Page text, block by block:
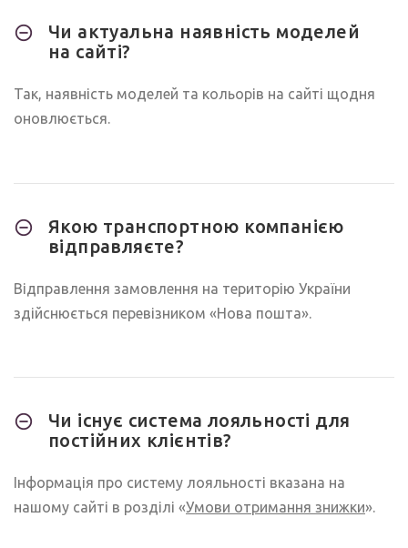
Чи актуальна наявність моделей
на сайті?
Так, наявність моделей та кольорів на сайті щодня
оновлюється.
Якою транспортною компанією
відправляєте?
Відправлення замовлення на територію України
здійснюється перевізником «Нова пошта».
Чи існує система лояльності для
постійних клієнтів?
Інформація про систему лояльності вказана на
нашому сайті в розділі «Умови отримання знижки».